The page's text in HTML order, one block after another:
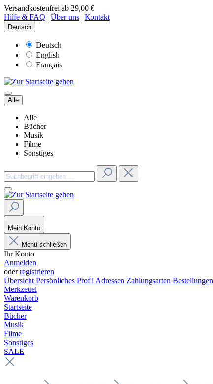
Versandkostenfrei ab 29,00 €
Hilfe & FAQ | Über uns | Kontakt
Deutsch
Deutsch
English
Français
Alle
Alle
Bücher
Musik
Filme
Sonstiges
Mein Konto
Menü schließen
Ihr Konto
Anmelden
oderregistrieren
Übersicht Persönliches Profil Adressen Zahlungsarten Bestellungen
Merkzettel
Warenkorb
Startseite
Bücher
Musik
Filme
Sonstiges
SALE